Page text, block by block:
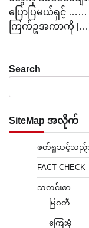
ပြောပြမယ်ရှင့်
ကြက်ဥအကာကို […]
Search
SiteMap အလိုက်
ဖတ်ရှုသင့်သည့်သ
FACT CHECK
သတင်းစာ
မြဝတီ
ကြေးမုံ